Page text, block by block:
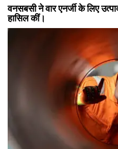
वनसबसी ने वार एनर्जी के लिए
हासिल कीं।